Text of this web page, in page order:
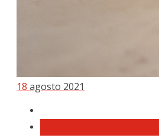
18 agosto 2021